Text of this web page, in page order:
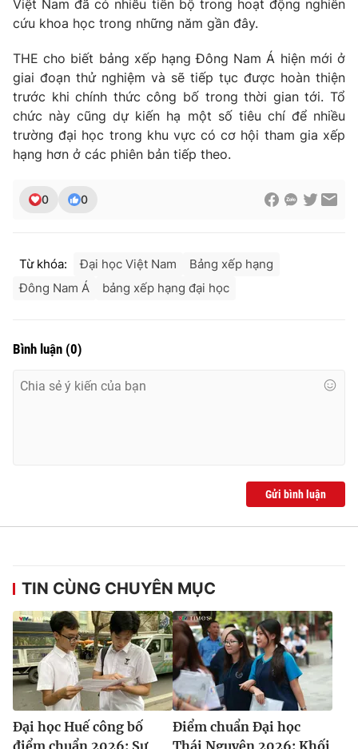
Ðiện thoại Thời báo VTV:024.66 897 897
Email:toasoan@vtv.vn
Liên hệ quảng cáo:024-7300.7108
® Cấm sao chép dưới mọi hình thức nếu không có sự chấp
thuận bằng văn bản. Ghi rõ nguồn VTV.vn khi phát hành lại
Việt Nam đã có nhiều tiến bộ trong hoạt động nghiên
cứu khoa học trong những năm gần đây.
THE cho biết bảng xếp hạng Đông Nam Á hiện mới ở
giai đoạn thử nghiệm và sẽ tiếp tục được hoàn thiện
trước khi chính thức công bố trong thời gian tới. Tổ
chức này cũng dự kiến hạ một số tiêu chí để nhiều
trường đại học trong khu vực có cơ hội tham gia xếp
hạng hơn ở các phiên bản tiếp theo.
0 0
Từ khóa: Đại học Việt Nam
Bảng xếp hạng
Đông Nam Á
bảng xếp hạng đại học
Bình luận (0)
Gửi bình luận
TIN CÙNG CHUYÊN MỤC
Đại học Huế công bố
điểm chuẩn 2026: Sư
Điểm chuẩn Đại học
Thái Nguyên 2026: Khối